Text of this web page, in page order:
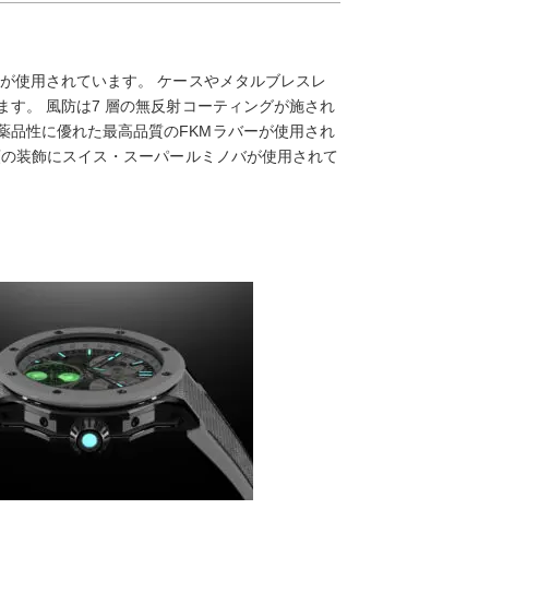
使用されています。 ケースやメタルブレスレ
す。 風防は7 層の無反射コーティングが施され
品性に優れた最高品質のFKMラバーが使用され
装飾にスイス・スーパールミノバが使用されて